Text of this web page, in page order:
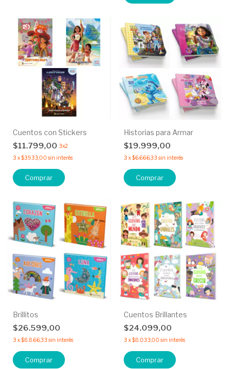
Cuentos con Stickers
$11.799,00 3x2
3 x$3.933,00 sin interés
Comprar
Historias para Armar
$19.999,00
3 x$6.666,33 sin interés
Comprar
Brillitos
$26.599,00
3 x$8.866,33 sin interés
Comprar
Cuentos Brillantes
$24.099,00
3 x$8.033,00 sin interés
Comprar